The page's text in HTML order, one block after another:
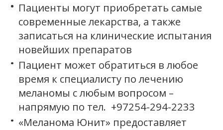
Пациенты могут приобретать самые
современные лекарства, а также
записаться на клинические испытания
новейших препаратов
Пациент может обратиться в любое
время к специалисту по лечению
меланомы с любым вопросом –
напрямую по тел. +97254-294-2233
«Меланома Юнит» предоставляет